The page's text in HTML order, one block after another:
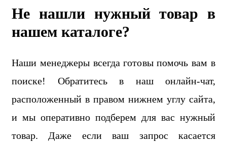
Не нашли нужный товар в
нашем каталоге?
Наши менеджеры всегда готовы помочь вам в
поиске! Обратитесь в наш онлайн-чат,
расположенный в правом нижнем углу сайта,
и мы оперативно подберем для вас нужный
товар. Даже если ваш запрос касается